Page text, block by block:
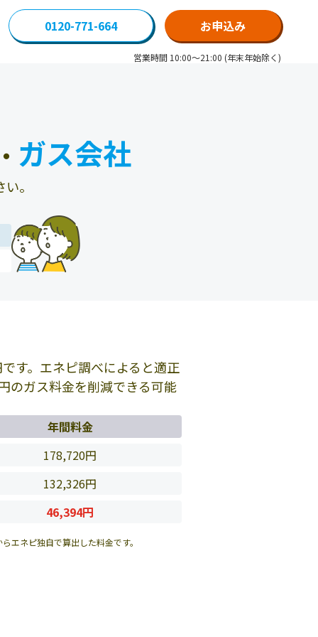
0120-771-664 お申込み
営業時間 10:00～21:00 (年末年始除く)
ガス会社
。
す。エネピ調べによると適正
のガス料金を削減できる可能
年間料金
178,720円
132,326円
46,394円
エネピ独自で算出した料金です。